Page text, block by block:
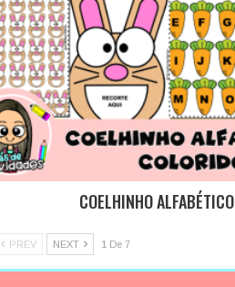
COELHINHO ALFABÉTICO
PREV NEXT 1 De 7